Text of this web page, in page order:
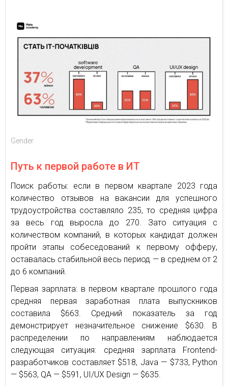
Gender
Путь к первой работе в ИТ
Поиск работы: если в первом квартале 2023 года
количество отзывов на вакансии для успешного
трудоустройства составляло 235, то средняя цифра
за весь год выросла до 270. Зато ситуация с
количеством компаний, в которых кандидат должен
пройти этапы собеседований к первому офферу,
оставалась стабильной весь период — в среднем от 2
до 6 компаний.
Первая зарплата: в первом квартале прошлого года
средняя первая заработная плата выпускников
составила $663. Средний показатель за год
демонстрирует незначительное снижение $630. В
распределении по направлениям наблюдается
следующая ситуация: средняя зарплата Frontend-
разработчиков составляет $518, Java — $733, Python
— $563, QA — $591, UI/UX Design — $635.